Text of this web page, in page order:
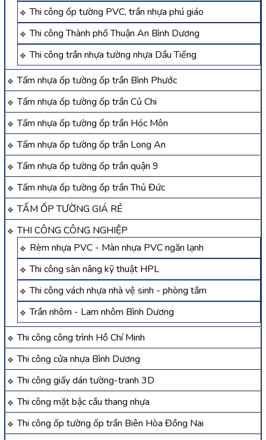
Thi công ốp tường PVC, trần nhựa phú giáo
Thi công Thành phố Thuận An Bình Dương
Thi công trần nhựa tường nhựa Dầu Tiếng
Tấm nhựa ốp tường ốp trần Bình Phước
Tấm nhựa ốp tường ốp trần Củ Chi
Tấm nhựa ốp tường ốp trần Hóc Môn
Tấm nhựa ốp tường ốp trần Long An
Tấm nhựa ốp tường ốp trần quận 9
Tấm nhựa ốp tường ốp trần Thủ Đức
TẤM ỐP TƯỜNG GIÁ RẺ
THI CÔNG CÔNG NGHIỆP
Rèm nhựa PVC - Màn nhựa PVC ngăn lạnh
Thi công sàn nâng kỹ thuật HPL
Thi công vách nhựa nhà vệ sinh - phòng tắm
Trần nhôm - Lam nhôm Bình Dương
Thi công công trình Hồ Chí Minh
Thi công cửa nhựa Bình Dương
Thi công giấy dán tường-tranh 3D
Thi công mặt bậc cầu thang nhựa
Thi công ốp tường ốp trần Biên Hòa Đồng Nai